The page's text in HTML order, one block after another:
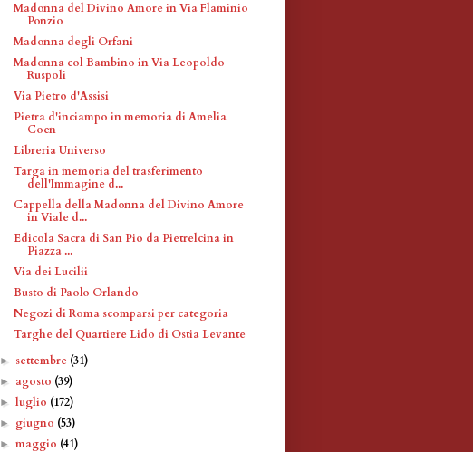
Madonna del Divino Amore in Via Flaminio
Ponzio
Madonna degli Orfani
Madonna col Bambino in Via Leopoldo
Ruspoli
Via Pietro d'Assisi
Pietra d'inciampo in memoria di Amelia
Coen
Libreria Universo
Targa in memoria del trasferimento
dell'Immagine d...
Cappella della Madonna del Divino Amore
in Viale d...
Edicola Sacra di San Pio da Pietrelcina in
Piazza ...
Via dei Lucilii
Busto di Paolo Orlando
Negozi di Roma scomparsi per categoria
Targhe del Quartiere Lido di Ostia Levante
► settembre (31)
► agosto (39)
►luglio (172)
► giugno (53)
►maggio (41)